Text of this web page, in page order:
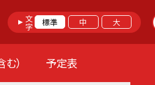
文字 標準 中 大
） 予定表